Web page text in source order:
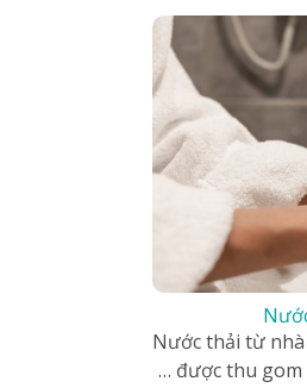
Nước thải từ nhà
… được thu gom